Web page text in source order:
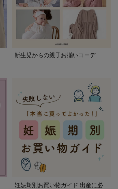
新生児からの親子お揃いコーデ
妊娠期別お買い物ガイド 出産に必